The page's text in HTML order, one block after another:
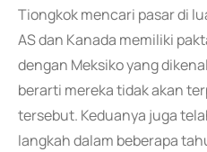
Tiongkok mencari pasar di
AS dan Kanada memiliki
dengan Meksiko yang
berarti mereka tidak akan
tersebut. Keduanya juga
langkah dalam beberapa